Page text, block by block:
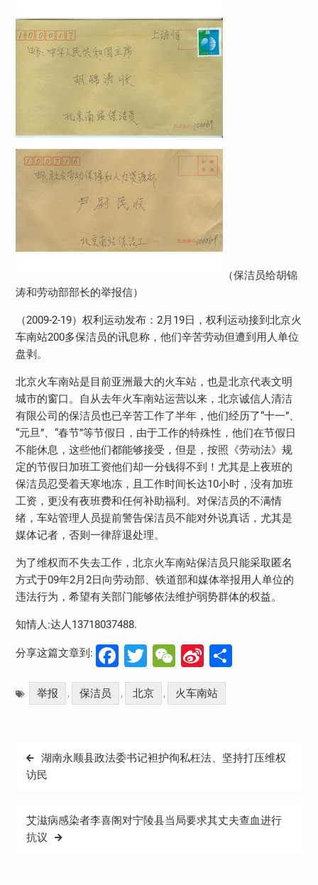
（保洁员给胡锦
涛和劳动部部长的举报信）
（2009-2-19）权利运动发布：2月19日，权利运动接到北京火
车南站200多保洁员的讯息称，他们辛苦劳动但遭到用人单位
盘剥。
北京火车南站是目前亚洲最大的火车站，也是北京代表文明
城市的窗口。自从去年火车南站运营以来，北京诚信人清洁
有限公司的保洁员也已辛苦工作了半年，他们经历了“十一”、
“元旦”、“春节”等节假日，由于工作的特殊性，他们在节假日
不能休息，这些他们都能够接受，但是，按照《劳动法》规
定的节假日加班工资他们却一分钱得不到！尤其是上夜班的
保洁员忍受着天寒地冻，且工作时间长达10小时，没有加班
工资，更没有夜班费和任何补助福利。对保洁员的不满情
绪，车站管理人员提前警告保洁员不能对外说真话，尤其是
媒体记者，否则一律辞退处理。
为了维权而不失去工作，北京火车南站保洁员只能采取匿名
方式于09年2月2日向劳动部、铁道部和媒体举报用人单位的
违法行为，希望有关部门能够依法维护弱势群体的权益。
知情人:达人13718037488.
分享这篇文章到: Facebook
Twitter
WeChat
Sina
Weibo
分
举报 , 保洁员 , 北京 , 火车南站
文
章
航
湖南永顺县政法委书记袒护徇私枉法、坚持打压维权
访民
艾滋病感染者李喜阁对宁陵县当局要求其丈夫查血进行
抗议